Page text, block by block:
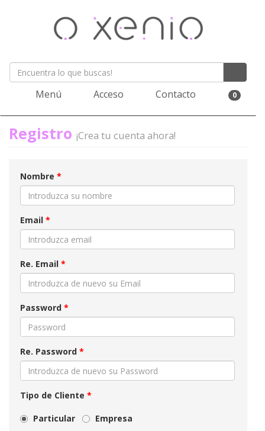
Menú Acceso Contacto 0
Registro ¡Crea tu cuenta ahora!
Nombre *
Email *
Re. Email *
Password *
Re. Password *
Tipo de Cliente *
Particular Empresa